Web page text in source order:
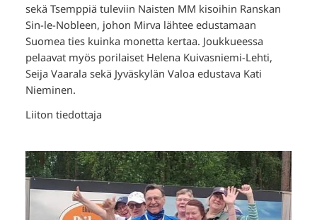
sekä Tsemppiä tuleviin Naisten MM kisoihin Ranskan
Sin-le-Nobleen, johon Mirva lähtee edustamaan
Suomea ties kuinka monetta kertaa. Joukkueessa
pelaavat myös porilaiset Helena Kuivasniemi-Lehti,
Seija Vaarala sekä Jyväskylän Valoa edustava Kati
Nieminen.
Liiton tiedottaja